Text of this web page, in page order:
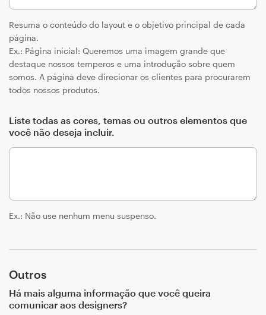
Resuma o conteúdo do layout e o objetivo principal de cada
página.
Ex.: Página inicial: Queremos uma imagem grande que
destaque nossos temperos e uma introdução sobre quem
somos. A página deve direcionar os clientes para procurarem
todos nossos produtos.
Liste todas as cores, temas ou outros elementos que
você não deseja incluir.
Ex.: Não use nenhum menu suspenso.
Outros
Há mais alguma informação que você queira
comunicar aos designers?